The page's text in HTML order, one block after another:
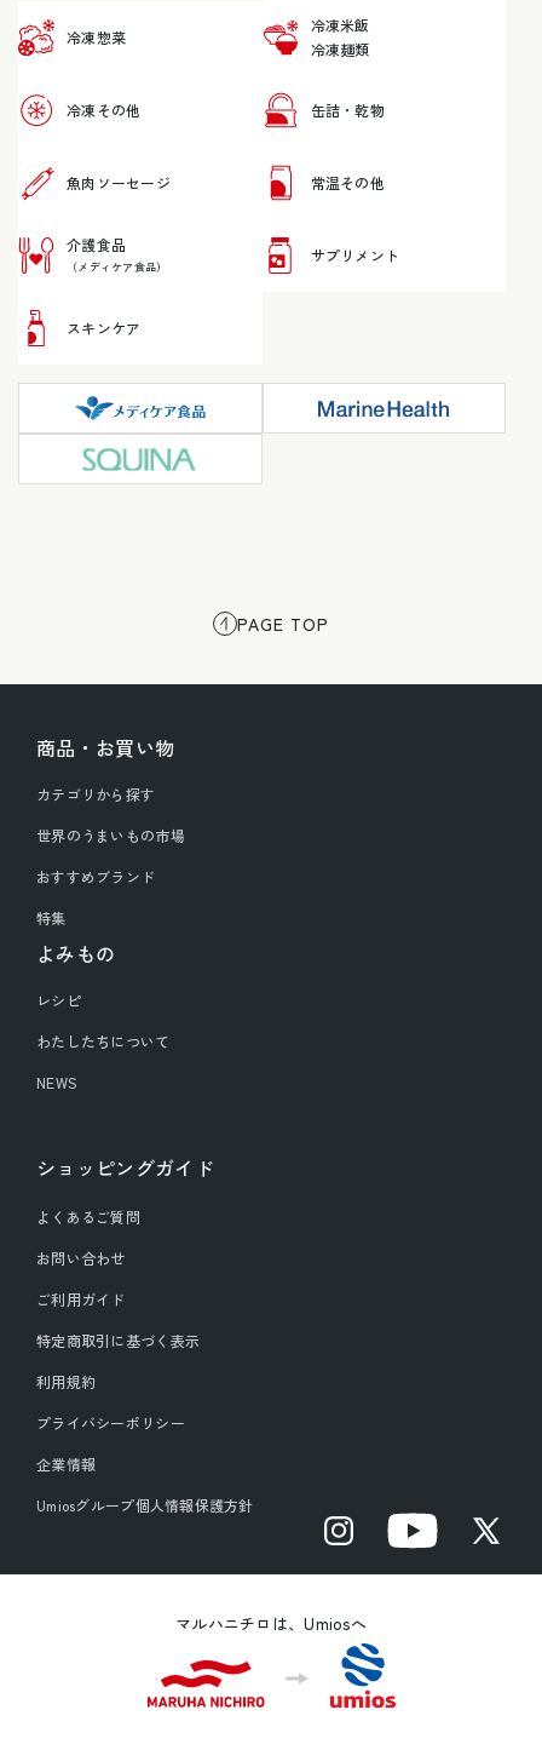
冷凍惣菜
冷凍米飯
冷凍麺類
冷凍その他 缶詰・乾物
魚肉ソーセージ 常温その他
介護食品
（メディケア食品）
サプリメント
スキンケア
PAGE TOP
商品・お買い物
カテゴリから探す
世界のうまいもの市場
おすすめブランド
特集
よみもの
レシピ
わたしたちについて
NEWS
ショッピングガイド
よくあるご質問
お問い合わせ
ご利用ガイド
特定商取引に基づく表示
利用規約
プライバシーポリシー
企業情報
Umiosグループ個人情報保護方針
InstagramYouTube
X
(Twitter)
マルハニチロは、Umiosへ